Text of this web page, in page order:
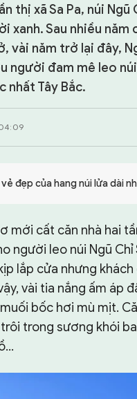
thị xã Sa Pa, núi
xanh. Sau nhiều
vài năm trở lại đây,
người đam mê leo
nhất Tây Bắc.
vẻ đẹp của hang núi lửa dài
mới cất căn nhà hai
người leo núi Ngũ
lắp cửa nhưng
vài tia nắng ấm áp
bốc hơi mù mịt.
trong sương khói